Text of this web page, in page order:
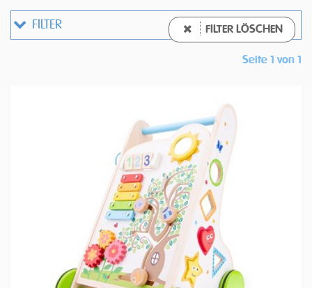
FILTER FILTER LÖSCHEN
Seite 1 von 1